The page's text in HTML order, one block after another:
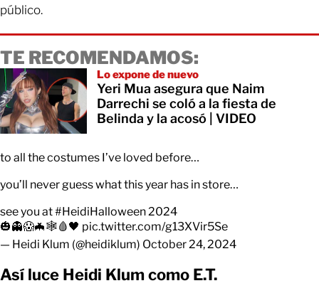
público.
TE RECOMENDAMOS:
Lo expone de nuevo
Yeri Mua asegura que Naim
Darrechi se coló a la fiesta de
Belinda y la acosó | VIDEO
to all the costumes I’ve loved before…
you’ll never guess what this year has in store…
see you at#HeidiHalloween 2024
🎃👻😱🦇🕸️🩸🖤 pic.twitter.com/g13XVir5Se
— Heidi Klum (@heidiklum) October 24, 2024
Así luce Heidi Klum como E.T.